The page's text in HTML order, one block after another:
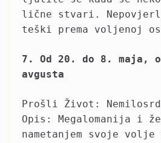
lične stvari.
teški prema voljenoj
7. Od 20. do 8. maja,
avgusta
Prošli Život:
Opis: Megalomanija i
nametanjem svoje